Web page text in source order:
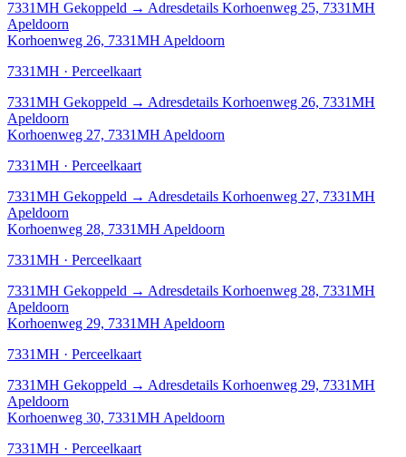
7331MH Gekoppeld → Adresdetails Korhoenweg 25, 7331MH
Apeldoorn
Korhoenweg 26, 7331MH Apeldoorn
7331MH · Perceelkaart
7331MH Gekoppeld → Adresdetails Korhoenweg 26, 7331MH
Apeldoorn
Korhoenweg 27, 7331MH Apeldoorn
7331MH · Perceelkaart
7331MH Gekoppeld → Adresdetails Korhoenweg 27, 7331MH
Apeldoorn
Korhoenweg 28, 7331MH Apeldoorn
7331MH · Perceelkaart
7331MH Gekoppeld → Adresdetails Korhoenweg 28, 7331MH
Apeldoorn
Korhoenweg 29, 7331MH Apeldoorn
7331MH · Perceelkaart
7331MH Gekoppeld → Adresdetails Korhoenweg 29, 7331MH
Apeldoorn
Korhoenweg 30, 7331MH Apeldoorn
7331MH · Perceelkaart